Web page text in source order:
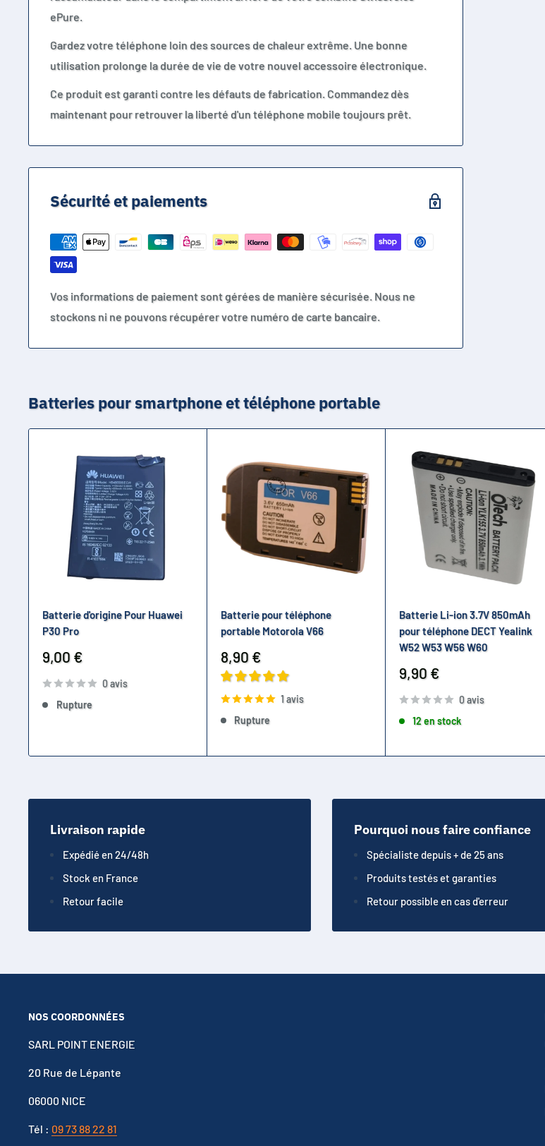
ePure.
Gardez votre téléphone loin des sources de chaleur extrême. Une bonne
utilisation prolonge la durée de vie de votre nouvel accessoire électronique.
Ce produit est garanti contre les défauts de fabrication. Commandez dès
maintenant pour retrouver la liberté d'un téléphone mobile toujours prêt.
Sécurité et paiements
Vos informations de paiement sont gérées de manière sécurisée. Nous ne
stockons ni ne pouvons récupérer votre numéro de carte bancaire.
Batteries pour smartphone et téléphone portable
Batterie d'origine Pour Huawei
P30 Pro
Prix
réduit
9,00 €
0 avis
Rupture
Batterie pour téléphone
portable Motorola V66
Prix
réduit
8,90 €
1 avis
Rupture
Batterie Li-ion 3.7V 850mAh
pour téléphone DECT Yealink
W52 W53 W56 W60
Prix
réduit
9,90 €
0 avis
12 en stock
Livraison rapide
Expédié en 24/48h
Stock en France
Retour facile
Pourquoi nous faire confiance
Spécialiste depuis + de 25 ans
Produits testés et garanties
Retour possible en cas d'erreur
NOS COORDONNÉES
SARL POINT ENERGIE
20 Rue de Lépante
06000 NICE
Tél : 09 73 88 22 81